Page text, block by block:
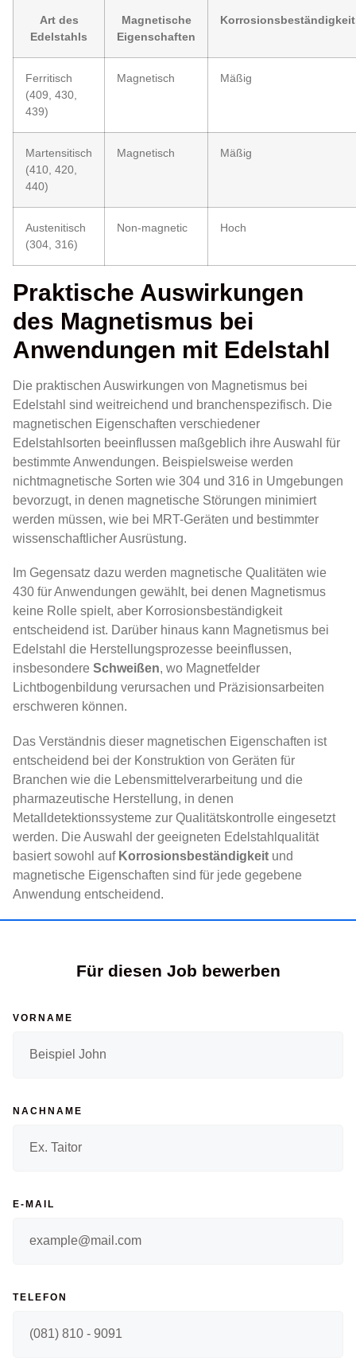
Art des
Edelstahls
Magnetische
Eigenschaften
Korrosionsbeständigkeit
Ferritisch
(409, 430,
439)
Magnetisch Mäßig
Martensitisch
(410, 420,
440)
Magnetisch Mäßig
Austenitisch
(304, 316)
Non-magnetic Hoch
Praktische Auswirkungen
des Magnetismus bei
Anwendungen mit Edelstahl
Die praktischen Auswirkungen von Magnetismus bei
Edelstahl sind weitreichend und branchenspezifisch. Die
magnetischen Eigenschaften verschiedener
Edelstahlsorten beeinflussen maßgeblich ihre Auswahl für
bestimmte Anwendungen. Beispielsweise werden
nichtmagnetische Sorten wie 304 und 316 in Umgebungen
bevorzugt, in denen magnetische Störungen minimiert
werden müssen, wie bei MRT-Geräten und bestimmter
wissenschaftlicher Ausrüstung.
Im Gegensatz dazu werden magnetische Qualitäten wie
430 für Anwendungen gewählt, bei denen Magnetismus
keine Rolle spielt, aber Korrosionsbeständigkeit
entscheidend ist. Darüber hinaus kann Magnetismus bei
Edelstahl die Herstellungsprozesse beeinflussen,
insbesondere Schweißen, wo Magnetfelder
Lichtbogenbildung verursachen und Präzisionsarbeiten
erschweren können.
Das Verständnis dieser magnetischen Eigenschaften ist
entscheidend bei der Konstruktion von Geräten für
Branchen wie die Lebensmittelverarbeitung und die
pharmazeutische Herstellung, in denen
Metalldetektionssysteme zur Qualitätskontrolle eingesetzt
werden. Die Auswahl der geeigneten Edelstahlqualität
basiert sowohl auf Korrosionsbeständigkeit und
magnetische Eigenschaften sind für jede gegebene
Anwendung entscheidend.
Für diesen Job bewerben
VORNAME
NACHNAME
E-MAIL
TELEFON